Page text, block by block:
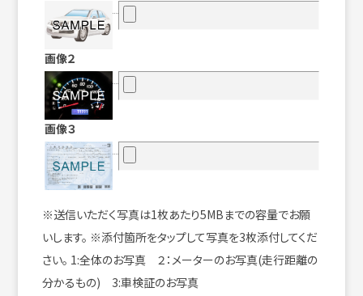
画像２
画像３
※送信いただく写真は1枚あたり5MBまでの容量でお願
いします。 ※添付箇所をタップして写真を3枚添付してくだ
さい。 1:全体のお写真 ２：メーターのお写真(走行距離の
分かるもの) 3:車検証のお写真